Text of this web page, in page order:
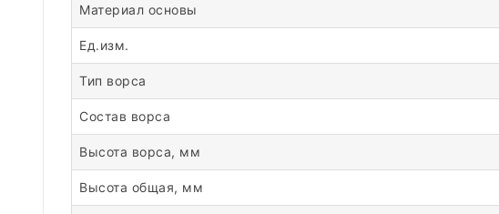
Материал основы
Ед.изм.
Тип ворса
Состав ворса
Высота ворса, мм
Высота общая, мм